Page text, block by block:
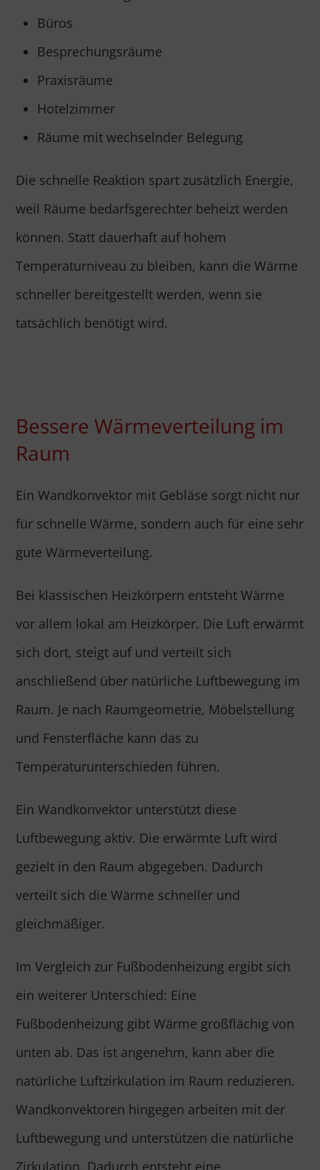
Büros
Besprechungsräume
Praxisräume
Hotelzimmer
Räume mit wechselnder Belegung
Die schnelle Reaktion spart zusätzlich Energie,
weil Räume bedarfsgerechter beheizt werden
können. Statt dauerhaft auf hohem
Temperaturniveau zu bleiben, kann die Wärme
schneller bereitgestellt werden, wenn sie
tatsächlich benötigt wird.
Bessere Wärmeverteilung im
Raum
Ein Wandkonvektor mit Gebläse sorgt nicht nur
für schnelle Wärme, sondern auch für eine sehr
gute Wärmeverteilung.
Bei klassischen Heizkörpern entsteht Wärme
vor allem lokal am Heizkörper. Die Luft erwärmt
sich dort, steigt auf und verteilt sich
anschließend über natürliche Luftbewegung im
Raum. Je nach Raumgeometrie, Möbelstellung
und Fensterfläche kann das zu
Temperaturunterschieden führen.
Ein Wandkonvektor unterstützt diese
Luftbewegung aktiv. Die erwärmte Luft wird
gezielt in den Raum abgegeben. Dadurch
verteilt sich die Wärme schneller und
gleichmäßiger.
Im Vergleich zur Fußbodenheizung ergibt sich
ein weiterer Unterschied: Eine
Fußbodenheizung gibt Wärme großflächig von
unten ab. Das ist angenehm, kann aber die
natürliche Luftzirkulation im Raum reduzieren.
Wandkonvektoren hingegen arbeiten mit der
Luftbewegung und unterstützen die natürliche